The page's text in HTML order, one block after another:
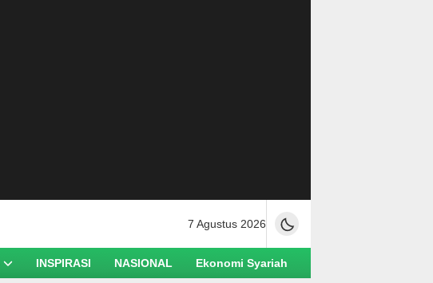
7 Agustus 2026
INSPIRASI NASIONAL Ekonomi Syariah